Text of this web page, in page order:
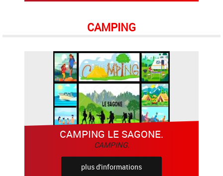
CAMPING
CAMPING LE SAGONE.
CAMPING.
plus d'informations